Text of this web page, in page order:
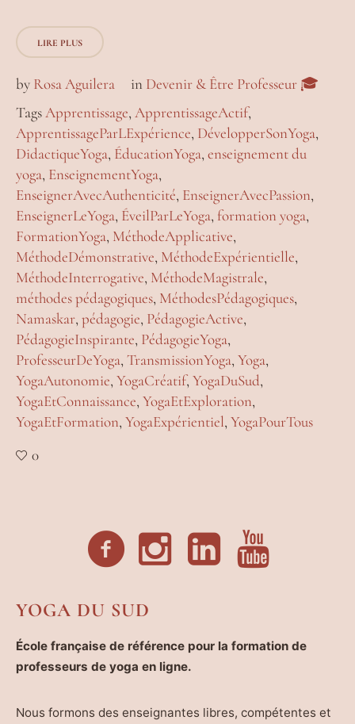
LIRE PLUS
by Rosa Aguilera in Devenir & Être Professeur 🎓
TagsApprentissage, ApprentissageActif,
ApprentissageParLExpérience, DévelopperSonYoga,
DidactiqueYoga, ÉducationYoga, enseignement du
yoga, EnseignementYoga,
EnseignerAvecAuthenticité, EnseignerAvecPassion,
EnseignerLeYoga, ÉveilParLeYoga, formation yoga,
FormationYoga, MéthodeApplicative,
MéthodeDémonstrative, MéthodeExpérientielle,
MéthodeInterrogative, MéthodeMagistrale,
méthodes pédagogiques, MéthodesPédagogiques,
Namaskar, pédagogie, PédagogieActive,
PédagogieInspirante, PédagogieYoga,
ProfesseurDeYoga, TransmissionYoga, Yoga,
YogaAutonomie, YogaCréatif, YogaDuSud,
YogaEtConnaissance, YogaEtExploration,
YogaEtFormation, YogaExpérientiel, YogaPourTous
0
YOGA DU SUD
École française de référence pour la formation de
professeurs de yoga en ligne.
Nous formons des enseignantes libres, compétentes et